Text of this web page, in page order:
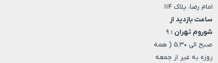
امام رضا، پلاک ۱۱۴
ساعت بازدید از
شوروم تهران : ۹
صبح الی ۵.۳۰ ( همه
روزه به غیر از جمعه